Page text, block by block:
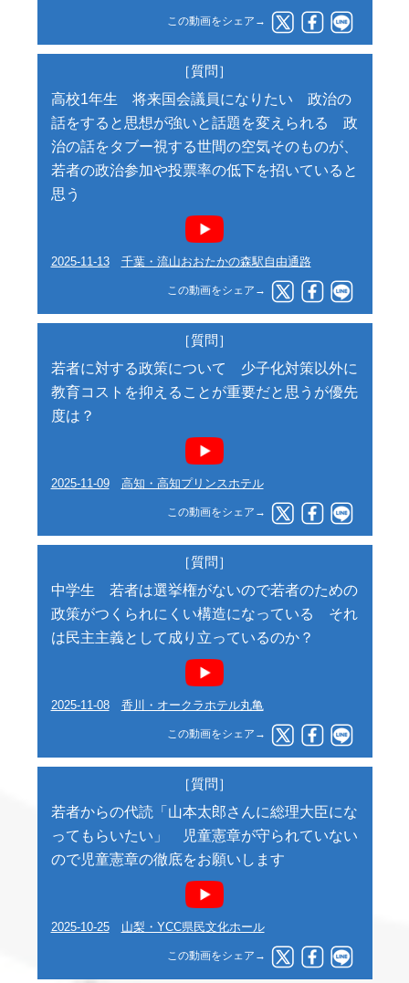
この動画をシェア→
［質問］
高校1年生 将来国会議員になりたい 政治の
話をすると思想が強いと話題を変えられる 政
治の話をタブー視する世間の空気そのものが、
若者の政治参加や投票率の低下を招いていると
思う
2025-11-13 千葉・流山おおたかの森駅自由通路
この動画をシェア→
［質問］
若者に対する政策について 少子化対策以外に
教育コストを抑えることが重要だと思うが優先
度は？
2025-11-09 高知・高知プリンスホテル
この動画をシェア→
［質問］
中学生 若者は選挙権がないので若者のための
政策がつくられにくい構造になっている それ
は民主主義として成り立っているのか？
2025-11-08 香川・オークラホテル丸亀
この動画をシェア→
［質問］
若者からの代読「山本太郎さんに総理大臣にな
ってもらいたい」 児童憲章が守られていない
ので児童憲章の徹底をお願いします
2025-10-25 山梨・YCC県民文化ホール
この動画をシェア→